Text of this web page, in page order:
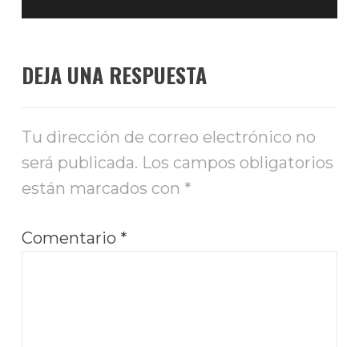
DEJA UNA RESPUESTA
Tu dirección de correo electrónico no
será publicada. Los campos obligatorios
están marcados con *
Comentario *